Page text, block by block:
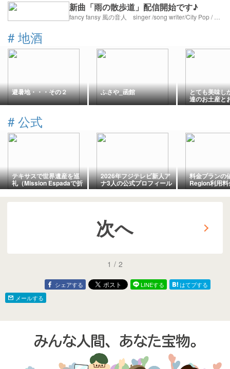
新曲「雨の散歩道」配信開始です♪
# 地酒
避暑地・・・その２ ふさや_函館 とても美味し
達のお土産と
# 公式
テキサスで世界遺産を巡
礼（Mission Espadaで折
り返して巡礼達成編）
2026年フジテレビ新人ア
ナ3人の公式プロフィール
公開 出井将アナ・川辺
真美子アナ・永田莉紗ア
ナに期待
料金プランの
Region利用
次へ
1 / 2
シェアする LINEする
はてブする
メールする